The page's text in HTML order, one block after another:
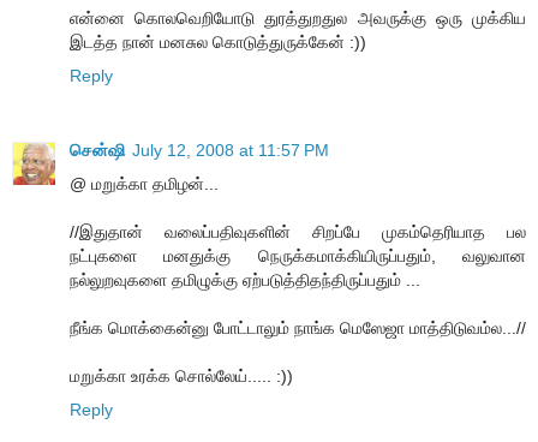
என்னை கொலவெறியோடு துரத்துறதுல அவருக்கு ஒரு முக்கிய
இடத்த நான் மனசுல கொடுத்துருக்கேன் :))
Reply
சென்ஷி July 12, 2008 at 11:57 PM
@ மறுக்கா தமிழன்...
//இதுதான் வலைப்பதிவுகளின் சிறப்பே முகம்தெரியாத பல
நட்புகளை மனதுக்கு நெருக்கமாக்கியிருப்பதும், வலுவான
நல்லுறவுகளை தமிழுக்கு ஏற்படுத்திதந்திருப்பதும் ...
நீங்க மொக்கைன்னு போட்டாலும் நாங்க மெஸேஜா மாத்திடுவம்ல...//
மறுக்கா உரக்க சொல்லேய்..... :))
Reply